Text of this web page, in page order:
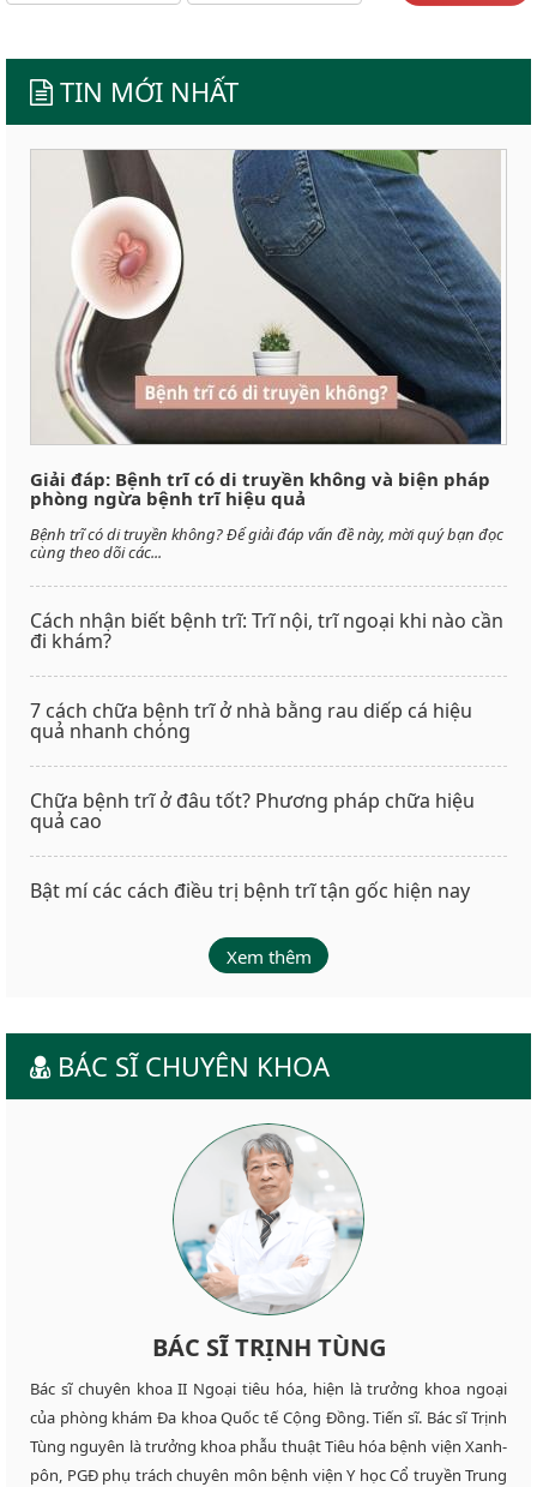
TIN MỚI NHẤT
Giải đáp: Bệnh trĩ có di truyền không và biện pháp
phòng ngừa bệnh trĩ hiệu quả
Bệnh trĩ có di truyền không? Để giải đáp vấn đề này, mời quý bạn đọc
cùng theo dõi các...
Cách nhận biết bệnh trĩ: Trĩ nội, trĩ ngoại khi nào cần
đi khám?
7 cách chữa bệnh trĩ ở nhà bằng rau diếp cá hiệu
quả nhanh chóng
Chữa bệnh trĩ ở đâu tốt? Phương pháp chữa hiệu
quả cao
Bật mí các cách điều trị bệnh trĩ tận gốc hiện nay
Xem thêm
BÁC SĨ CHUYÊN KHOA
BÁC SĨ TRỊNH TÙNG
Bác sĩ chuyên khoa II Ngoại tiêu hóa, hiện là trưởng khoa ngoại
của phòng khám Đa khoa Quốc tế Cộng Đồng. Tiến sĩ. Bác sĩ Trịnh
Tùng nguyên là trưởng khoa phẫu thuật Tiêu hóa bệnh viện Xanh-
pôn, PGĐ phụ trách chuyên môn bệnh viện Y học Cổ truyền Trung